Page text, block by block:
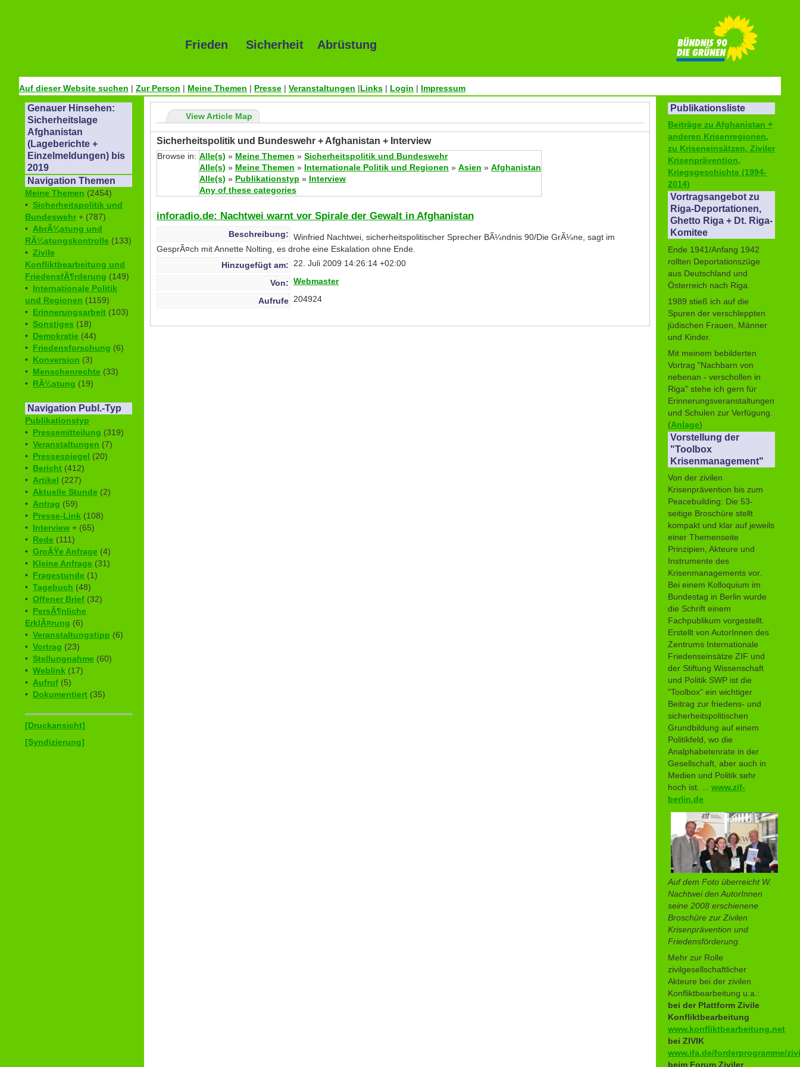
Frieden Sicherheit Abrüstung
Auf dieser Website suchen | Zur Person | Meine Themen | Presse | Veranstaltungen |Links | Login | Impressum
Genauer Hinsehen:
Sicherheitslage
Afghanistan
(Lageberichte +
Einzelmeldungen) bis
2019
Navigation Themen
Meine Themen (2454)
• Sicherheitspolitik und
Bundeswehr + (787)
• AbrÃ¼stung und
RÃ¼stungskontrolle (133)
• Zivile
Konfliktbearbeitung und
FriedensfÃ¶rderung (149)
• Internationale Politik
und Regionen (1159)
• Erinnerungsarbeit (103)
• Sonstiges (18)
• Demokratie (44)
• Friedensforschung (6)
• Konversion (3)
• Menschenrechte (33)
• RÃ¼stung (19)
Navigation Publ.-Typ
Publikationstyp
• Pressemitteilung (319)
• Veranstaltungen (7)
• Pressespiegel (20)
• Bericht (412)
• Artikel (227)
• Aktuelle Stunde (2)
• Antrag (59)
• Presse-Link (108)
• Interview + (65)
• Rede (111)
• GroÃŸe Anfrage (4)
• Kleine Anfrage (31)
• Fragestunde (1)
• Tagebuch (48)
• Offener Brief (32)
• PersÃ¶nliche
ErklÃ¤rung (6)
• Veranstaltungstipp (6)
• Vortrag (23)
• Stellungnahme (60)
• Weblink (17)
• Aufruf (5)
• Dokumentiert (35)
[Druckansicht]
[Syndizierung]
View Article Map
Sicherheitspolitik und Bundeswehr + Afghanistan + Interview
Browse in: Alle(s) » Meine Themen » Sicherheitspolitik und Bundeswehr
Alle(s) » Meine Themen » Internationale Politik und Regionen » Asien » Afghanistan
Alle(s) » Publikationstyp » Interview
Any of these categories
inforadio.de: Nachtwei warnt vor Spirale der Gewalt in Afghanistan
Beschreibung: Winfried Nachtwei, sicherheitspolitischer Sprecher BÃ¼ndnis 90/Die GrÃ¼ne, sagt im
GesprÃ¤ch mit Annette Nolting, es drohe eine Eskalation ohne Ende.
Hinzugefügt am:
22. Juli 2009 14:26:14 +02:00
Von: Webmaster
Aufrufe 204924
Publikationsliste
Beiträge zu Afghanistan +
anderen Krisenregionen,
zu Kriseneinsätzen, Ziviler
Krisenprävention,
Kriegsgeschichte (1994-
2014)
Vortragsangebot zu
Riga-Deportationen,
Ghetto Riga + Dt. Riga-
Komitee
Ende 1941/Anfang 1942
rollten Deportationszüge
aus Deutschland und
Österreich nach Riga.
1989 stieß ich auf die
Spuren der verschleppten
jüdischen Frauen, Männer
und Kinder.
Mit meinem bebilderten
Vortrag "Nachbarn von
nebenan - verschollen in
Riga" stehe ich gern für
Erinnerungsveranstaltungen
und Schulen zur Verfügung.
(Anlage)
Vorstellung der
"Toolbox
Krisenmanagement"
Von der zivilen
Krisenprävention bis zum
Peacebuilding: Die 53-
seitige Broschüre stellt
kompakt und klar auf jeweils
einer Themenseite
Prinzipien, Akteure und
Instrumente des
Krisenmanagements vor.
Bei einem Kolloquium im
Bundestag in Berlin wurde
die Schrift einem
Fachpublikum vorgestellt.
Erstellt von AutorInnen des
Zentrums Internationale
Friedenseinsätze ZIF und
der Stiftung Wissenschaft
und Politik SWP ist die
"Toolbox" ein wichtiger
Beitrag zur friedens- und
sicherheitspolitischen
Grundbildung auf einem
Politikfeld, wo die
Analphabetenrate in der
Gesellschaft, aber auch in
Medien und Politik sehr
hoch ist. ... www.zif-
berlin.de
Auf dem Foto überreicht W.
Nachtwei den AutorInnen
seine 2008 erschienene
Broschüre zur Zivilen
Krisenprävention und
Friedensförderung.
Mehr zur Rolle
zivilgesellschaftlicher
Akteure bei der zivilen
Konfliktbearbeitung u.a.:
bei der Plattform Zivile
Konfliktbearbeitung
www.konfliktbearbeitung.net
bei ZIVIK
www.ifa.de/forderprogramme/
beim Forum Ziviler